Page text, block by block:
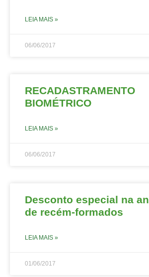
LEIA MAIS »
06/06/2017
RECADASTRAMENTO
BIOMÉTRICO
LEIA MAIS »
06/06/2017
Desconto especial na
de recém-formados
LEIA MAIS »
01/06/2017